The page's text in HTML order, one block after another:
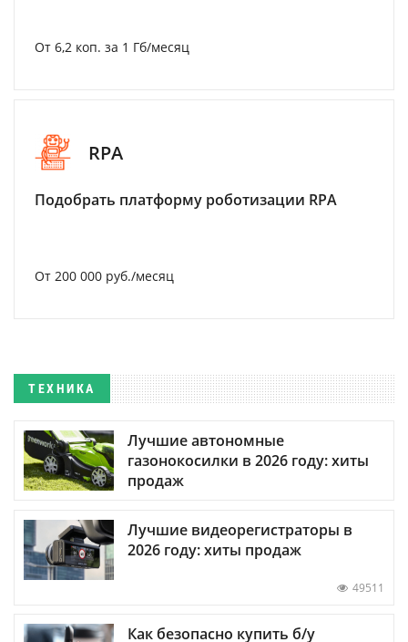
От 6,2 коп. за 1 Гб/месяц
RPA
Подобрать платформу роботизации RPA
От 200 000 руб./месяц
ТЕХНИКА
Лучшие автономные
газонокосилки в 2026 году: хиты
продаж
Лучшие видеорегистраторы в
2026 году: хиты продаж
49511
Как безопасно купить б/у